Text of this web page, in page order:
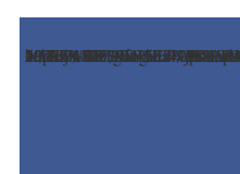
https://www.google.co.jp/maps/place/%E3%80%92142-0051+%E6%9D%B1%E4%BA%AC%E9%83%BD%E5%93%81%E5%B7%9D%E5%8C%BA%E5%B9%B3%E5%A1%9A%EF%BC%93%E4%B8%81%E7%9B%AE%EF%BC%91%EF%BC%94%E2%88%92%EF%BC%98/@35.6139891,139.7091295,17z/data=!3m1!4b1!4m5!3m4!1s0x60188ac206335029:0x50e89fe153a7098!8m2!3d35.6139848!4d139.7113182?hl=ja